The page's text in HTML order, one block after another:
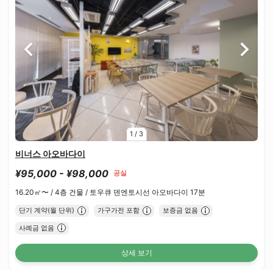
1 / 3
비너스 아오바다이
¥95,000 - ¥98,000 공실
16.20㎡〜 / 4층 건물 / 토우큐 덴엔토시선 아오바다이 17분
단기 계약(월 단위) 가구가전 포함 보증금 없음
사례금 없음
상세 보기